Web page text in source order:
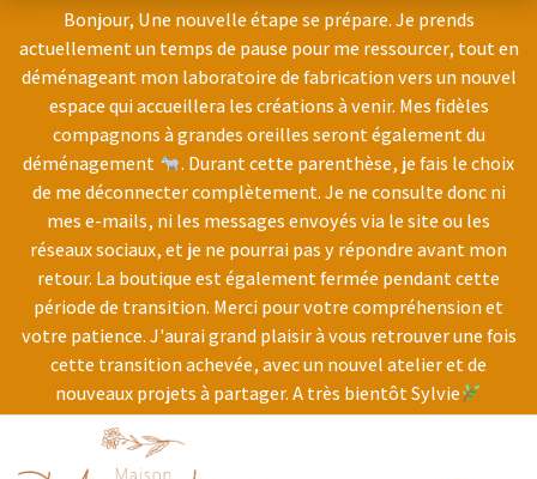
BOUTIQUE
Idées cadeau
Gamme au lait d’ânesse
Gamme à la cameline
Toute la gamme
Ateliers découverte
COSMÉTIQUE PAYSANNE
Notre parcours
Notre élevage
Nos cultures
Notre atelier
Bonjour, Une nouvelle étape se prépare. Je prends
actuellement un temps de pause pour me ressourcer, tout en
déménageant mon laboratoire de fabrication vers un nouvel
espace qui accueillera les créations à venir. Mes fidèles
compagnons à grandes oreilles seront également du
déménagement
. Durant cette parenthèse, je fais le choix
de me déconnecter complètement. Je ne consulte donc ni
mes e-mails, ni les messages envoyés via le site ou les
réseaux sociaux, et je ne pourrai pas y répondre avant mon
retour. La boutique est également fermée pendant cette
période de transition. Merci pour votre compréhension et
votre patience. J'aurai grand plaisir à vous retrouver une fois
cette transition achevée, avec un nouvel atelier et de
nouveaux projets à partager. A très bientôt Sylvie